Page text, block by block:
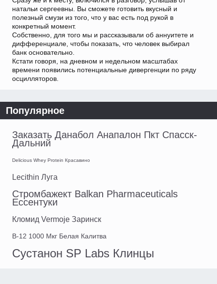
натальи сергеевны. Вы сможете готовить вкусный и
полезный смузи из того, что у вас есть под рукой в
конкретный момент.
Собственно, для того мы и рассказывали об аннуитете и
дифференциале, чтобы показать, что человек выбирал
банк основательно.
Кстати говоря, на дневном и недельном масштабах
времени появились потенциальные дивергенции по ряду
осцилляторов.
Популярное
Заказать Данабол Анапалон Пкт Спасск-
Дальний
Delicious Whey Protein Красавино
Lecithin Луга
Стромбажект Balkan Pharmaceuticals
Ессентуки
Кломид Vermoje Заринск
B-12 1000 Мкг Белая Калитва
Сустанон SP Labs Клинцы